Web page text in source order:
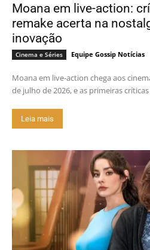
Moana em live-action:
remake acerta na
inovação
Cinema e Séries Equipe Gossip Notícias
Moana em live-action chega aos
de julho de 2026, e as primeiras
Leia mais